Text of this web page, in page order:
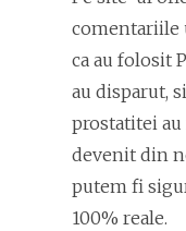
comentariile
ca au folosit
au disparut,
prostatitei
devenit din
putem fi
100% reale.